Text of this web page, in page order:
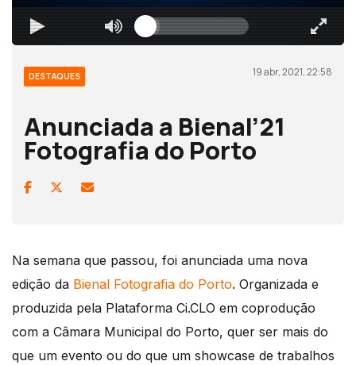
DESTAQUES 19 abr, 2021, 22:58
Anunciada a Bienal’21
Fotografia do Porto
Na semana que passou, foi anunciada uma nova
edição da Bienal Fotografia do Porto. Organizada e
produzida pela Plataforma Ci.CLO em coprodução
com a Câmara Municipal do Porto, quer ser mais do
que um evento ou do que um showcase de trabalhos